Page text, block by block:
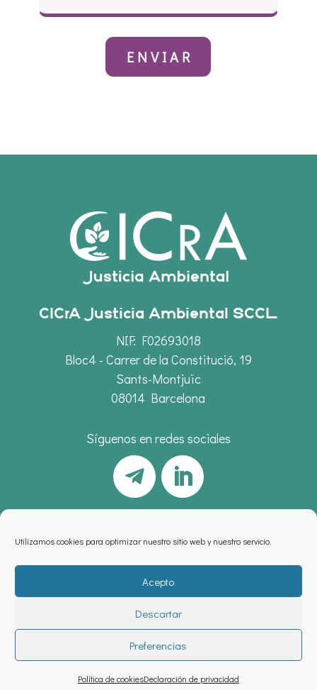
Utilizamos cookies para optimizar nuestro sitio web y nuestro servicio.
Acepto
Descartar
Preferencias
Política de cookiesDeclaración de privacidad
CICrA Justicia Ambiental SCCL
NIF: F02693018
Bloc4 - Carrer de la Constitució, 19
Sants-Montjuïc
08014 Barcelona
Síguenos en redes sociales
política de privacidad